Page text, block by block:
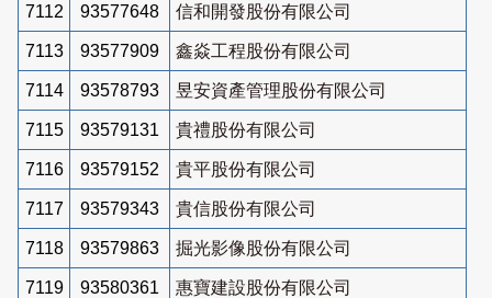
7112 93577648 信和開發股份有限公司
7113 93577909 鑫焱工程股份有限公司
7114 93578793 昱安資產管理股份有限公司
7115 93579131 貴禮股份有限公司
7116 93579152 貴平股份有限公司
7117 93579343 貴信股份有限公司
7118 93579863 掘光影像股份有限公司
7119 93580361 惠寶建設股份有限公司